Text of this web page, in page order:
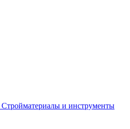
Стройматериалы и инструменты